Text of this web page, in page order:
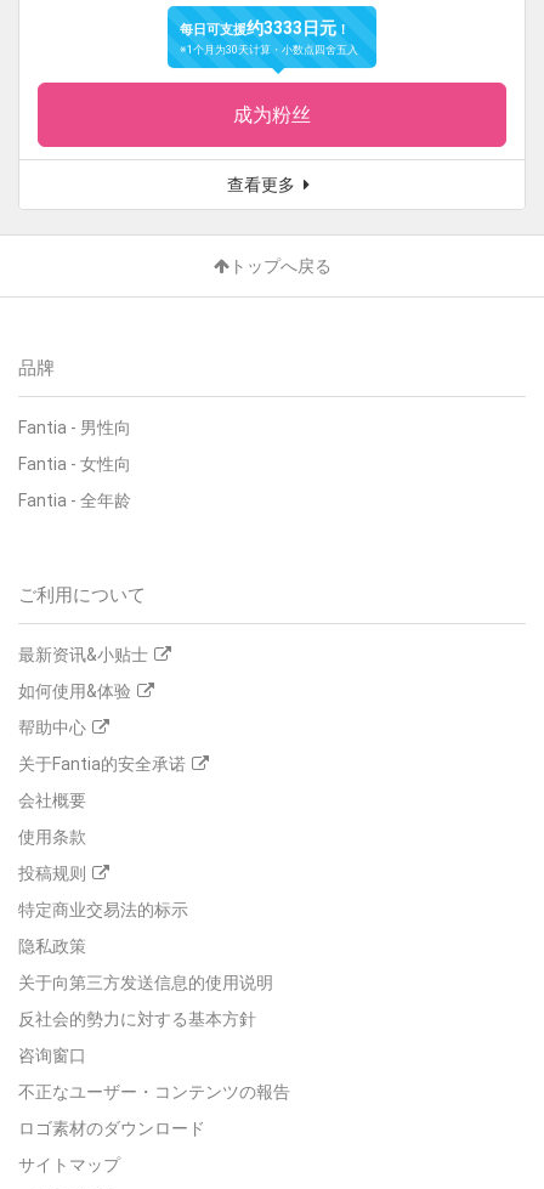
每日可支援约3333日元！
※1个月为30天计算・小数点四舍五入
成为粉丝
查看更多
トップへ戻る
品牌
Fantia - 男性向
Fantia - 女性向
Fantia - 全年龄
ご利用について
最新资讯&小贴士
如何使用&体验
帮助中心
关于Fantia的安全承诺
会社概要
使用条款
投稿规则
特定商业交易法的标示
隐私政策
关于向第三方发送信息的使用说明
反社会的勢力に対する基本方針
咨询窗口
不正なユーザー・コンテンツの報告
ロゴ素材のダウンロード
サイトマップ